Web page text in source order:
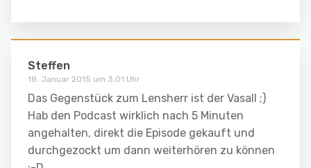
Steffen
18. Januar 2015 um 3:01 Uhr
Das Gegenstück zum Lensherr ist der Vasall ;)
Hab den Podcast wirklich nach 5 Minuten
angehalten, direkt die Episode gekauft und
durchgezockt um dann weiterhören zu können